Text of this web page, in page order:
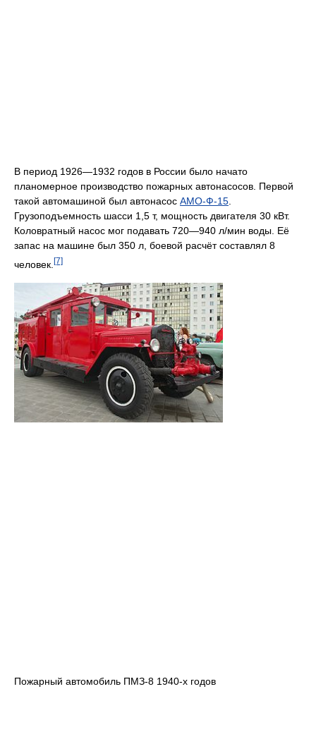
В период 1926—1932 годов в России было начато
планомерное производство пожарных автонасосов. Первой
такой автомашиной был автонасос АМО-Ф-15.
Грузоподъемность шасси 1,5 т, мощность двигателя 30 кВт.
Коловратный насос мог подавать 720—940 л/мин воды. Её
запас на машине был 350 л, боевой расчёт составлял 8
человек. [7]
Пожарный автомобиль ПМЗ-8 1940-х годов